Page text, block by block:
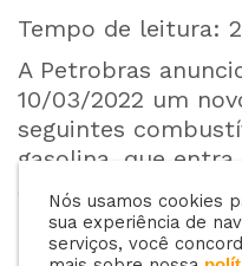
Tempo de leitura: 2
A Petrobras
10/03/2022 um
seguintes
gasolina, que
sexta-feira 11/03/
Nós usamos cookies
sua experiência de
serviços, você